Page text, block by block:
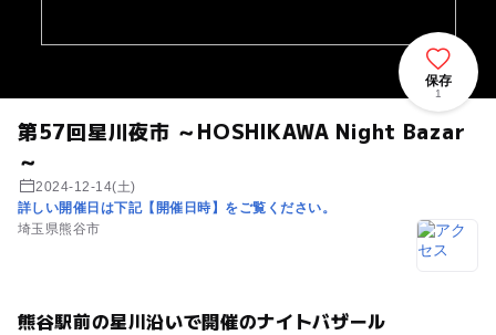
第57回星川夜市 ～HOSHIKAWA Night Bazar
～
2024-12-14(土)
詳しい開催日は下記【開催日時】をご覧ください。
埼玉県熊谷市
保存
1
熊谷駅前の星川沿いで開催のナイトバザール